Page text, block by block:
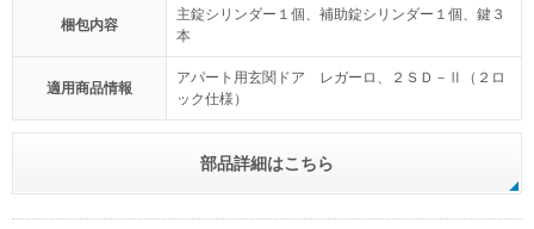
梱包内容
主錠シリンダー１個、補助錠シリンダー１個、鍵３
本
適用商品情報
アパート用玄関ドア レガーロ、２ＳＤ－Ⅱ（２ロ
ック仕様）
部品詳細はこちら